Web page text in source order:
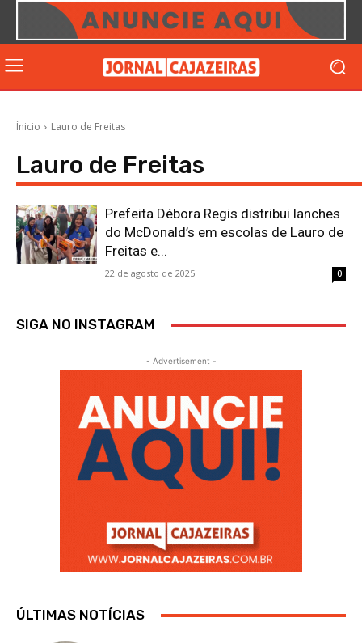
Ínicio Lauro de Freitas
Lauro de Freitas
Prefeita Débora Regis distribui lanches
do McDonald’s em escolas de Lauro de
Freitas e...
22 de agosto de 2025 0
SIGA NO INSTAGRAM
- Advertisement -
ÚLTIMAS NOTÍCIAS